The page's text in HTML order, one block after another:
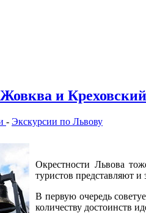
Жовква и
- Экскурсии по Львову
Окрестности Львова
туристов представляют
В первую очередь
количеству достоинств